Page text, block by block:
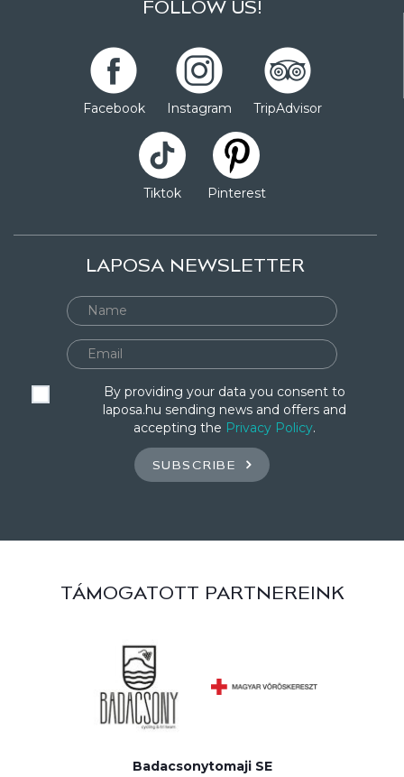
FOLLOW US!
Facebook Instagram TripAdvisor
Tiktok Pinterest
LAPOSA NEWSLETTER
By providing your data you consent to
laposa.hu sending news and offers and
accepting the Privacy Policy.
SUBSCRIBE
TÁMOGATOTT PARTNEREINK
Badacsonytomaji SE